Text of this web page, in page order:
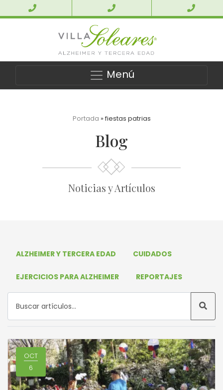
Menú
Portada » fiestas patrias
Blog
Noticias y Artículos
ALZHEIMER Y TERCERA EDAD CUIDADOS
EJERCICIOS PARA ALZHEIMER REPORTAJES
OCT
6